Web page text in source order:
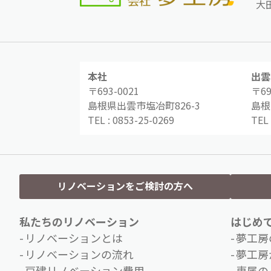
大
本社
〒693-0021
島根県出雲市塩冶町826-3
TEL : 0853-25-0269
出
〒
島
リノベーションをご検討の方へ
私たちのリノベーション
リノベーションとは
リノベーションの流れ
はじめ
夢工
夢工